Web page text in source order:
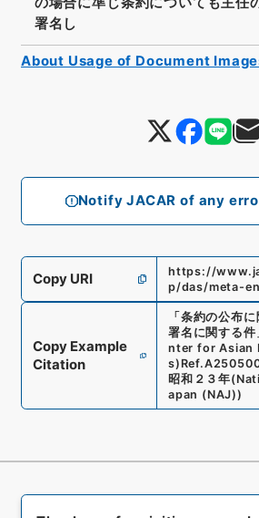
Notify JACAR of any
署名し
Copy URI
https://
p/das/meta-
Copy Example
Citation
「 条約の公布
署名に関する件
nter for Asian
s) Ref.
昭和２３年(
apan (NAJ))
About Usage of Document